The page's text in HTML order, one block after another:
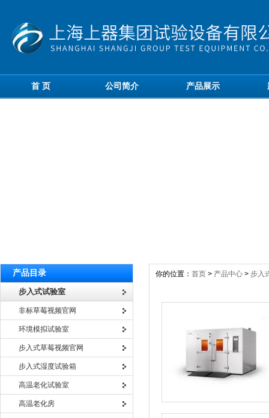
首 页 公司简介 产品展示
产品目录
步入式试验室
非标草莓视频官网
环境模拟试验室
步入式草莓视频官网
步入式湿度试验箱
高温老化试验室
高温老化房
你的位置： 首页 > 产品中心 > 步入